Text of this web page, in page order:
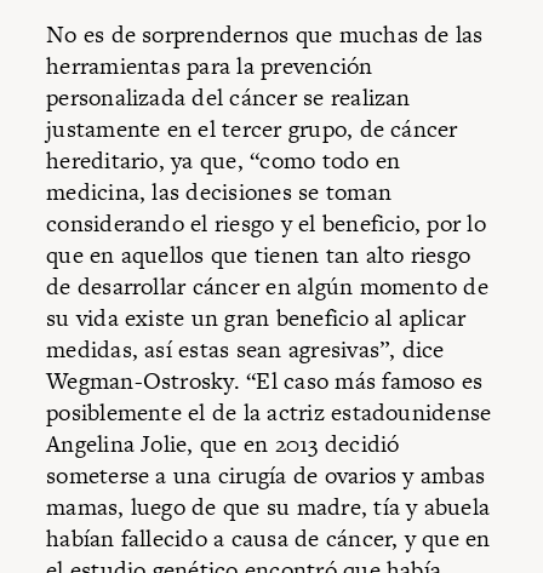
No es de sorprendernos que muchas de las
herramientas para la prevención
personalizada del cáncer se realizan
justamente en el tercer grupo, de cáncer
hereditario, ya que, “como todo en
medicina, las decisiones se toman
considerando el riesgo y el beneficio, por lo
que en aquellos que tienen tan alto riesgo
de desarrollar cáncer en algún momento de
su vida existe un gran beneficio al aplicar
medidas, así estas sean agresivas”, dice
Wegman-Ostrosky. “El caso más famoso es
posiblemente el de la actriz estadounidense
Angelina Jolie, que en 2013 decidió
someterse a una cirugía de ovarios y ambas
mamas, luego de que su madre, tía y abuela
habían fallecido a causa de cáncer, y que en